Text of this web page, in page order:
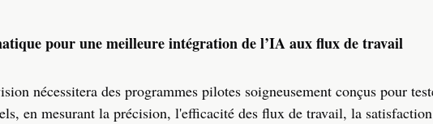
pour une meilleure intégration de l’IA aux flux de travail
nécessitera des programmes pilotes soigneusement conçus pour
en mesurant la précision, l'efficacité des flux de travail, la